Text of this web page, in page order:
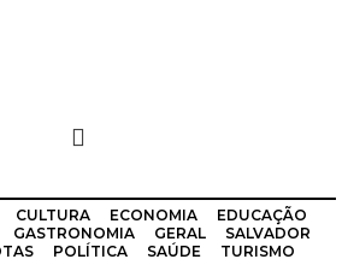
CULTURA ECONOMIA
EDUCAÇÃO
GASTRONOMIA GERAL
SALVADOR
POLÍTICA SAÚDE TURISMO